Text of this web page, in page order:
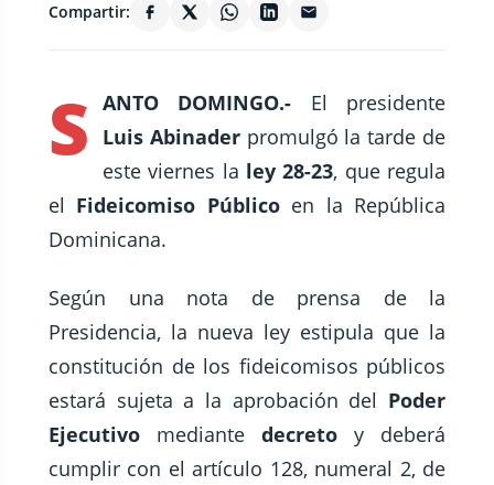
Compartir:
S ANTO DOMINGO.- El presidente
Luis Abinader promulgó la tarde de
este viernes la ley 28-23, que regula
el Fideicomiso Públicoen la República
Dominicana.
Según una nota de prensa de la
Presidencia, la nueva ley estipula que la
constitución de los fideicomisos públicos
estará sujeta a la aprobación del Poder
Ejecutivo mediante decreto y deberá
cumplir con el artículo 128, numeral 2, de